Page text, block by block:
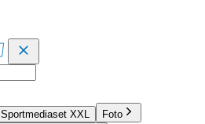
Sportmediaset XXL
Foto